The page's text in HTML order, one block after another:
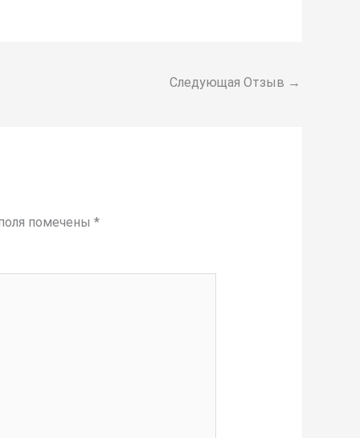
Следующая Отзыв →
помечены *